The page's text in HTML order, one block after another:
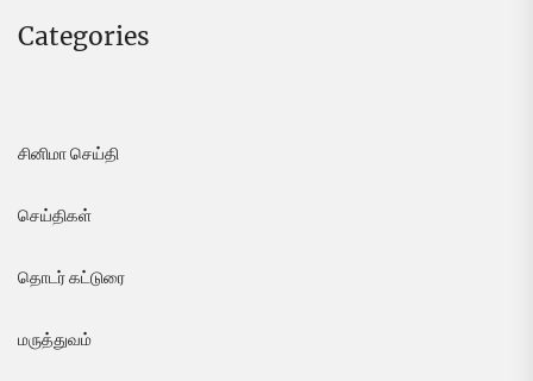
Categories
சினிமா செய்தி
செய்திகள்
தொடர் கட்டுரை
மருத்துவம்